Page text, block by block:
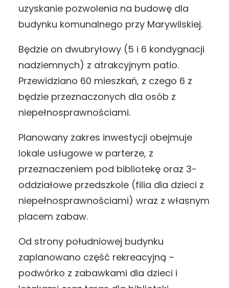
uzyskanie pozwolenia na budowę dla
budynku komunalnego przy Marywilskiej.
Będzie on dwubryłowy (5 i 6 kondygnacji
nadziemnych) z atrakcyjnym patio.
Przewidziano 60 mieszkań, z czego 6 z
będzie przeznaczonych dla osób z
niepełnosprawnościami.
Planowany zakres inwestycji obejmuje
lokale usługowe w parterze, z
przeznaczeniem pod bibliotekę oraz 3-
oddziałowe przedszkole (filia dla dzieci z
niepełnosprawnościami) wraz z własnym
placem zabaw.
Od strony południowej budynku
zaplanowano część rekreacyjną –
podwórko z zabawkami dla dzieci i